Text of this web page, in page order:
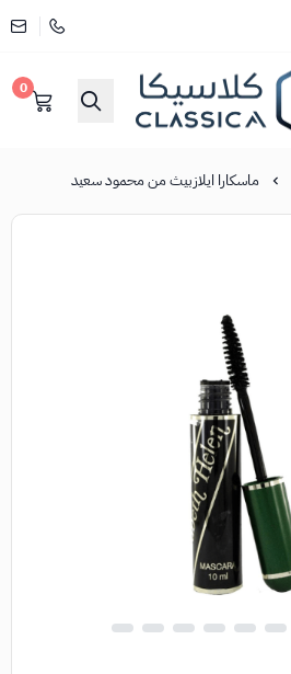
0
ماسكارا ايلازبيث من محمود سعيد